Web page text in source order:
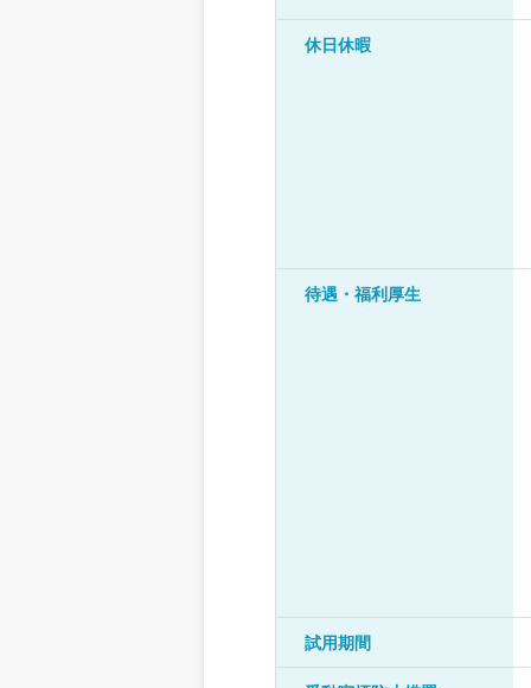
休日休暇
待遇・福利厚生
試用期間